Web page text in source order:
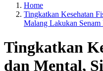
Home
Tingkatkan Kesehatan
Malang Lakukan
Tingkatkan
dan Mental,